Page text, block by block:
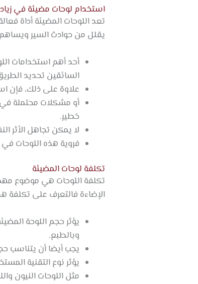
استخدام لوحات مضيئة في
تعد اللوحات المضيئة أداة
يقلل من حوادث السير
أحد أهم استخدامات
السائقين تحديد
علاوة على ذلك، فإن
أو مشكلات محتملة في
خطير.
لا يمكن تجاهل الأثر
فروية هذه اللوحات
تكلفة لوحات المضيئة
تكلفة اللوحات هي موضوع مهم
الإضاءة فالتعرف على تكلفة
يؤثر حجم اللوحة
وبالطبع.
يجب أيضا أن يتناسب
يؤثر نوع التقنية
مثل اللوحات النيون